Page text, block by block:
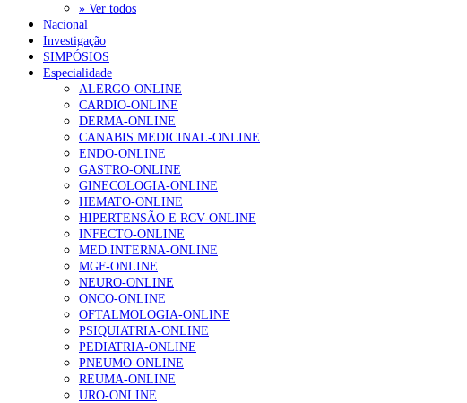
Enfermagem Forense. “Da urgência ao tribunal, cada gesto conta e
202 visualizações
Alguns milhares de utentes podem ficar sem médico de família com
175 visualizações
Quase quatro em cada dez doentes com enfarte apresentavam níveis
86 visualizações
“Os programas de rastreio do cancro do pulmão são custo-efetivos e
66 visualizações
» Ver todos
Nacional
Investigação
SIMPÓSIOS
Especialidade
ALERGO-ONLINE
CARDIO-ONLINE
DERMA-ONLINE
CANABIS MEDICINAL-ONLINE
ENDO-ONLINE
GASTRO-ONLINE
GINECOLOGIA-ONLINE
HEMATO-ONLINE
HIPERTENSÃO E RCV-ONLINE
INFECTO-ONLINE
MED.INTERNA-ONLINE
MGF-ONLINE
NEURO-ONLINE
ONCO-ONLINE
OFTALMOLOGIA-ONLINE
PSIQUIATRIA-ONLINE
PEDIATRIA-ONLINE
PNEUMO-ONLINE
REUMA-ONLINE
URO-ONLINE